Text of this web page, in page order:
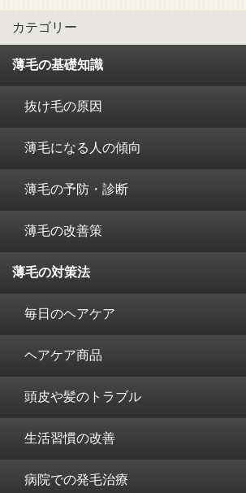
カテゴリー
薄毛の基礎知識
抜け毛の原因
薄毛になる人の傾向
薄毛の予防・診断
薄毛の改善策
薄毛の対策法
毎日のヘアケア
ヘアケア商品
頭皮や髪のトラブル
生活習慣の改善
病院での発毛治療